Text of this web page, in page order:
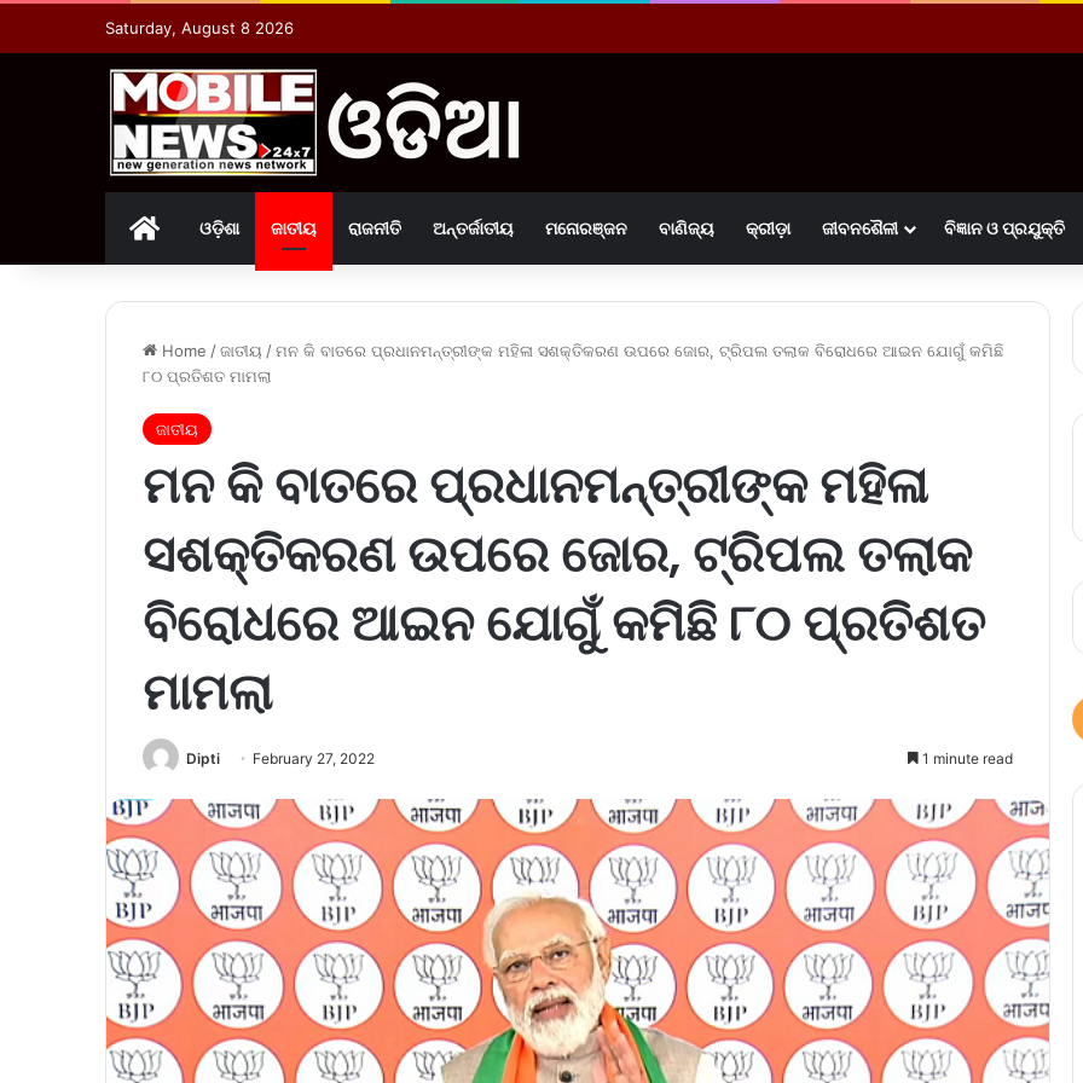
Saturday, August 8 2026
Homeଓଡ଼ିଶା ଜାତୀୟ ରାଜନୀତି ଅନ୍ତର୍ଜାତୀୟ ମନୋରଞ୍ଜନ ବାଣିଜ୍ୟ କ୍ରୀଡ଼ା ଜୀବନଶୈଳୀ ବିଜ୍ଞାନ ଓ ପ୍ରଯୁକ୍ତି
Home /ଜାତୀୟ /ମନ କି ବାତରେ ପ୍ରଧାନମନ୍ତ୍ରୀଙ୍କ ମହିଳା ସଶକ୍ତିକରଣ ଉପରେ ଜୋର, ଟ୍ରିପଲ ତଲାକ ବିରୋଧରେ ଆଇନ ଯୋଗୁଁ କମିଛି
୮୦ ପ୍ରତିଶତ ମାମଲା
ଜାତୀୟ
ମନ କି ବାତରେ ପ୍ରଧାନମନ୍ତ୍ରୀଙ୍କ ମହିଳା
ସଶକ୍ତିକରଣ ଉପରେ ଜୋର, ଟ୍ରିପଲ ତଲାକ
ବିରୋଧରେ ଆଇନ ଯୋଗୁଁ କମିଛି ୮୦ ପ୍ରତିଶତ
ମାମଲା
Dipti February 27, 2022 1 minute read